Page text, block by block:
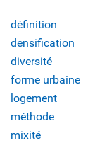
définition
densification
diversité
forme urbaine
logement
méthode
mixité